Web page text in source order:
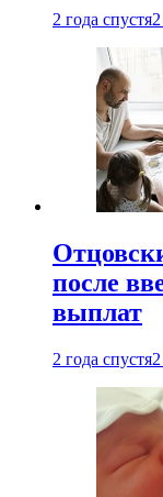
2 года спустя
после
выплат
2 года спустя